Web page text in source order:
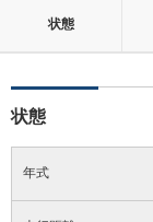
状態
状態
年式